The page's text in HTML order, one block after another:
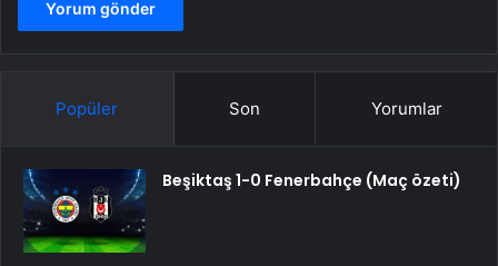
Popüler Son Yorumlar
Beşiktaş 1-0 Fenerbahçe (Maç özeti)